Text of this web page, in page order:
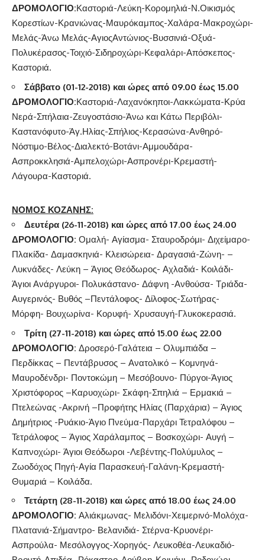
ΔΡΟΜΟΛΟΓΙΟ:Καστοριά-Λεύκη-Κορομηλιά-Ν.Οικισμός
Κορεστίων-Κρανιώνας-Μαυρόκαμπος-Χαλάρα-Μακροχώρι-
Μελάς-Άνω Μελάς-ΑγιοςΑντώνιος-Βυσσινιά-Οξυά-
Πολυκέρασος-Τοιχιό-Σιδηροχώρι-Κεφαλάρι-Απόσκεπος-
Καστοριά.
Σάββατο (01-12-2018) και ώρες από 09.00 έως 15.00
ΔΡΟΜΟΛΟΓΙΟ:Καστοριά-Λαχανόκηποι-Λακκώματα-Κρύα
Νερά-Σπήλαια-Ζευγοστάσιο-Άνω και Κάτω Περιβόλι-
Καστανόφυτο-Άγ.Ηλίας-Σπήλιος-Κερασώνα-Ανθηρό-
Νόστιμο-Βέλος-Διαλεκτό-Βοτάνι-Αμμουδάρα-
Ασπροκκλησιά-Αμπελοχώρι-Ασπρονέρι-Κρεμαστή-
Λάγουρα-Καστοριά.
ΝΟΜΟΣ ΚΟΖΑΝΗΣ:
Δευτέρα (26-11-2018) και ώρες από 17.00 έως 24.00
ΔΡΟΜΟΛΟΓΙΟ: Ομαλή- Αγίασμα- Σταυροδρόμι- Διχείμαρο-
Πλακίδα- Δαμασκηνιά- Κλεισώρεια- Δραγασιά-Ζώνη- –
Λυκνάδες- Λεύκη – Άγιος Θεόδωρος- Αχλαδιά- Κοιλάδι-
Άγιοι Ανάργυροι- Πολυκάστανο- Δάφνη -Ανθούσα- Τριάδα-
Αυγερινός- Βυθός –Πεντάλοφος- Δίλοφος-Σωτήρας-
Μόρφη- Βουχωρίνα- Κορυφή- Χρυσαυγή-Γλυκοκερασιά.
Τρίτη (27-11-2018) και ώρες από 15.00 έως 22.00
ΔΡΟΜΟΛΟΓΙΟ: Δροσερό-Γαλάτεια – Ολυμπιάδα –
Περδίκκας – Πεντάβρυσος – Ανατολικό – Κομνηνά-
Μαυροδένδρι- Ποντοκώμη – Μεσόβουνο- Πύργοι-Άγιος
Χριστόφορος –Καρυοχώρι- Σκάφη-Σπηλιά – Ερμακιά –
Πτελεώνας -Ακρινή –Προφήτης Ηλίας (Παρχάρια) – Άγιος
Δημήτριος -Ρυάκιο-Άγιο Πνεύμα-Παρχάρι Τετραλόφου –
Τετράλοφος – Άγιος Χαράλαμπος – Βοσκοχώρι- Αυγή –
Καπνοχώρι- Άγιοι Θεόδωροι -Λεβέντης-Πολύμυλος –
Ζωοδόχος Πηγή-Αγία Παρασκευή-Γαλάνη-Κρεμαστή-
Θυμαριά – Κοιλάδα.
Τετάρτη (28-11-2018) και ώρες από 18.00 έως 24.00
ΔΡΟΜΟΛΟΓΙΟ: Αλιάκμωνας- Μελιδόνι-Χειμερινό-Μολόχα-
Πλατανιά-Σήμαντρο- Βελανιδιά- Στέρνα-Κρυονέρι-
Ασπρούλα- Μεσόλογγος-Χορηγός- Λευκοθέα-Λευκαδιό-